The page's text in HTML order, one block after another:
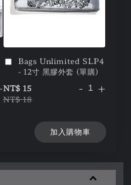
Bags Unlimited SLP4
- 12寸 黑膠外套 (單購)
NT$ 15
NT$ 18
- +
加入購物車